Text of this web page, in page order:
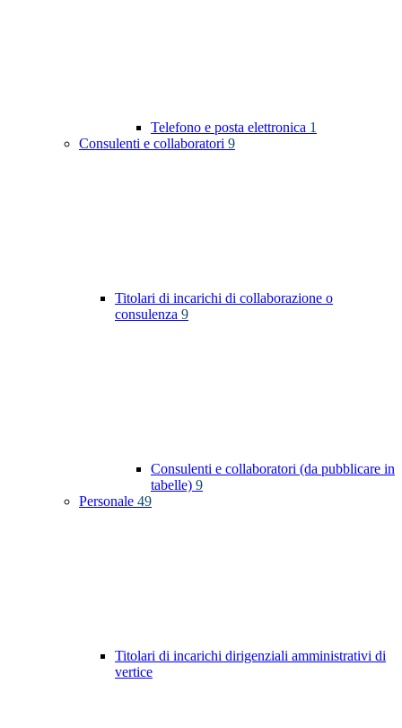
Telefono e posta elettronica 1
Consulenti e collaboratori 9
Titolari di incarichi di collaborazione o
consulenza 9
Consulenti e collaboratori (da pubblicare in
tabelle) 9
Personale 49
Titolari di incarichi dirigenziali amministrativi di
vertice